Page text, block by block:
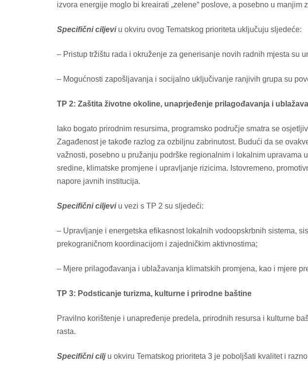
izvora energije moglo bi kreairati „zelene“ poslove, a posebno u
Specifični ciljeviu okviru ovog Tematskog prioriteta uključuju sljedeće:
– Pristup tržištu rada i okruženje za generisanje novih radnih mjesta su
– Mogućnosti zapošljavanja i socijalno uključivanje ranjivih grupa su
TP 2: Zaštita životne okoline, unaprjeđenje prilagođavanja i
Iako bogato prirodnim resursima, programsko područje smatra se
Zagađenost je takođe razlog za ozbiljnu zabrinutost. Budući da se
važnosti, posebno u pružanju podrške regionalnim i lokalnim
sredine, klimatske promjene i upravljanje rizicima. Istovremeno,
napore javnih institucija.
Specifični ciljevi u vezi s TP 2 su sljedeći:
– Upravljanje i energetska efikasnost lokalnih vodoopskrbnih sistema,
prekograničnom koordinacijom i zajedničkim aktivnostima;
– Mjere prilagođavanja i ublažavanja klimatskih promjena, kao i mjere
TP 3: Podsticanje turizma, kulturne i prirodne baštine
Pravilno korištenje i unapređenje predela, prirodnih resursa i kulturne
rasta.
Specifični cilj u okviru Tematskog prioriteta 3 je poboljšati kvalitet i